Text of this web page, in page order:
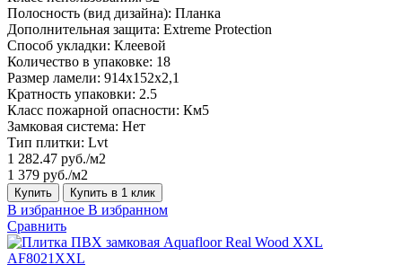
Полосность (вид дизайна): Планка
Дополнительная защита: Extreme Protection
Способ укладки: Клеевой
Количество в упаковке: 18
Размер ламели: 914x152x2,1
Кратность упаковки: 2.5
Класс пожарной опасности: Км5
Замковая система: Нет
Тип плитки: Lvt
1 282.47 руб./м2
1 379 руб./м2
Купить Купить в 1 клик
В избранное В избранном
Сравнить